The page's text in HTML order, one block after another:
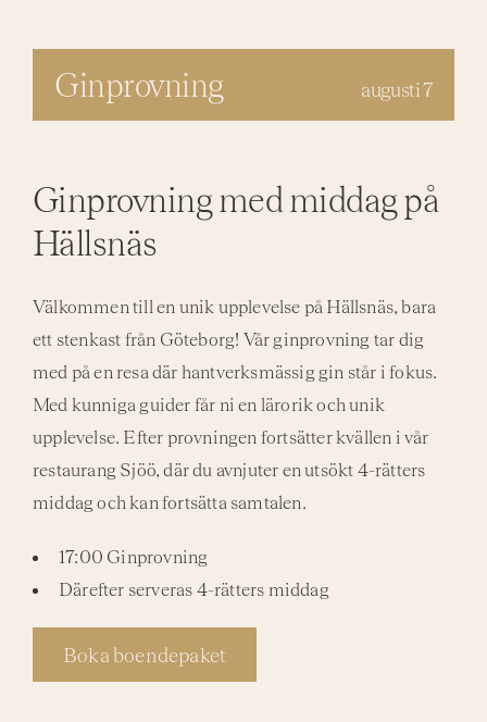
Ginprovning augusti 7
Ginprovning med middag på
Hällsnäs
Välkommen till en unik upplevelse på Hällsnäs, bara
ett stenkast från Göteborg! Vår ginprovning tar dig
med på en resa där hantverksmässig gin står i fokus.
Med kunniga guider får ni en lärorik och unik
upplevelse. Efter provningen fortsätter kvällen i vår
restaurang Sjöö, där du avnjuter en utsökt 4-rätters
middag och kan fortsätta samtalen.
17:00 Ginprovning
Därefter serveras 4-rätters middag
Boka boendepaket